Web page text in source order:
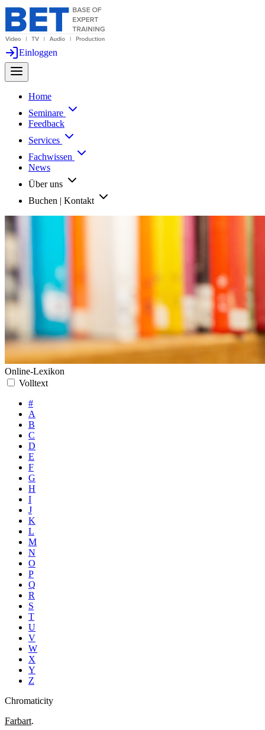
Einloggen
Home
Seminare
Feedback
Services
Fachwissen
News
Über uns
Buchen | Kontakt
Online-Lexikon
Volltext
#
A
B
C
D
E
F
G
H
I
J
K
L
M
N
O
P
Q
R
S
T
U
V
W
X
Y
Z
Chromaticity
Farbart.